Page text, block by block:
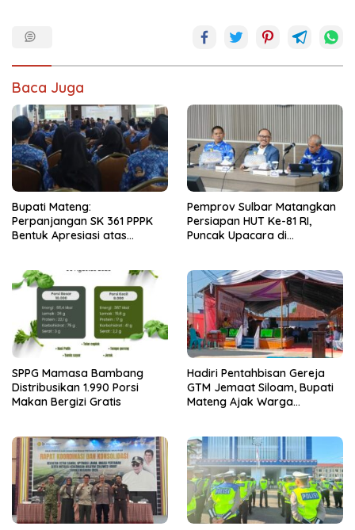
Baca Juga
Bupati Mateng:
Perpanjangan SK 361 PPPK
Bentuk Apresiasi atas
Pemprov Sulbar Matangkan
Persiapan HUT Ke-81 RI,
Puncak Upacara di
SPPG Mamasa Bambang
Distribusikan 1.990 Porsi
Makan Bergizi Gratis
Hadiri Pentahbisan Gereja
GTM Jemaat Siloam, Bupati
Mateng Ajak Warga